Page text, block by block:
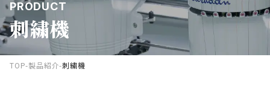
PRODUCT
刺繍機
TOP-製品紹介-刺繍機